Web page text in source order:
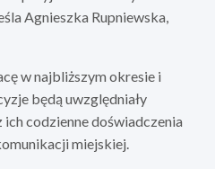
Agnieszka Rupniewska,
w najbliższym okresie i
będą uwzględniały
codzienne doświadczenia
miejskiej.